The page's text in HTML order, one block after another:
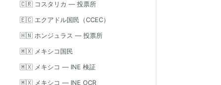
🇨🇷 コスタリカ — 投票所
🇪🇨 エクアドル国民（CCEC）
🇭🇳 ホンジュラス — 投票所
🇲🇽 メキシコ国民
🇲🇽 メキシコ — INE 検証
🇲🇽 メキシコ — INE OCR